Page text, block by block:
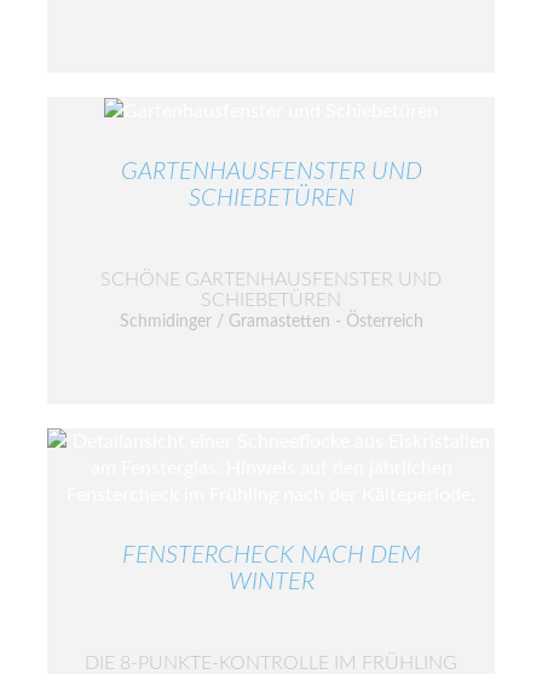
GARTENHAUSFENSTER UND
SCHIEBETÜREN
SCHÖNE GARTENHAUSFENSTER UND
SCHIEBETÜREN
Schmidinger / Gramastetten - Österreich
FENSTERCHECK NACH DEM
WINTER
DIE 8-PUNKTE-KONTROLLE IM FRÜHLING